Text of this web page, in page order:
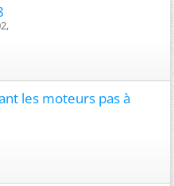
les moteurs pas à